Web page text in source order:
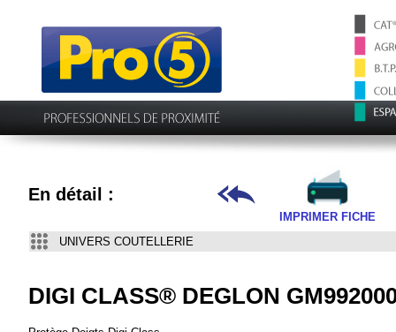
En détail :
IMPRIMER FICHE
UNIVERS COUTELLERIE
DIGI CLASS® DEGLON